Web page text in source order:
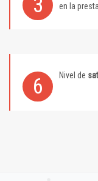
3
en la
6 Nivel de